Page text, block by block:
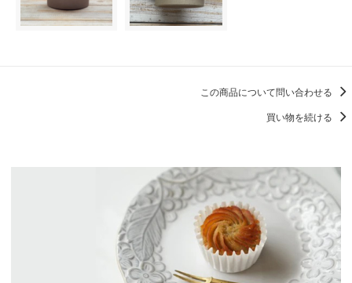
この商品について問い合わせる
買い物を続ける